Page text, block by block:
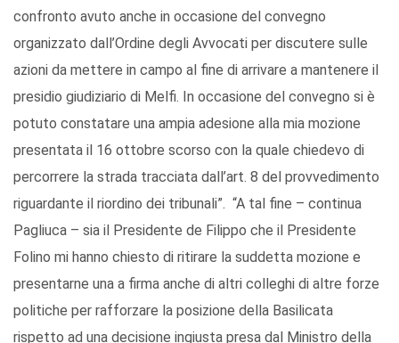
confronto avuto anche in occasione del convegno
organizzato dall’Ordine degli Avvocati per discutere sulle
azioni da mettere in campo al fine di arrivare a mantenere il
presidio giudiziario di Melfi. In occasione del convegno si è
potuto constatare una ampia adesione alla mia mozione
presentata il 16 ottobre scorso con la quale chiedevo di
percorrere la strada tracciata dall’art. 8 del provvedimento
riguardante il riordino dei tribunali”. “A tal fine – continua
Pagliuca – sia il Presidente de Filippo che il Presidente
Folino mi hanno chiesto di ritirare la suddetta mozione e
presentarne una a firma anche di altri colleghi di altre forze
politiche per rafforzare la posizione della Basilicata
rispetto ad una decisione ingiusta presa dal Ministro della